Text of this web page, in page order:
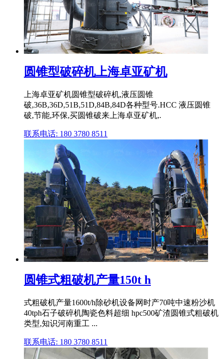
圆锥型破碎机上海卓亚矿机
上海卓亚矿机圆锥型破碎机,液压圆锥
破,36B,36D,51B,51D,84B,84D各种型号.HCC 液压圆锥
破,节能,环保,买圆锥破来上海卓亚矿机,.
联系电话: 180 3780 8511
圆锥式粗破机产量150t h
式粗破机产量1600t/h除砂机设备网时产70吨中速粉沙机
40tph石子破碎机陶瓷色料超细 hpc500矿渣圆锥式粗破机
类型,知识河南重工 ...
联系电话: 180 3780 8511